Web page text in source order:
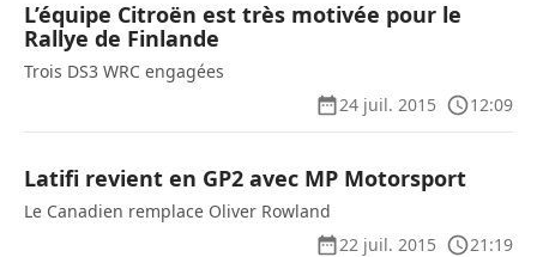
L’équipe Citroën est très motivée pour le
Rallye de Finlande
Trois DS3 WRC engagées
24 juil. 2015
12:09
Latifi revient en GP2 avec MP Motorsport
Le Canadien remplace Oliver Rowland
22 juil. 2015
21:19